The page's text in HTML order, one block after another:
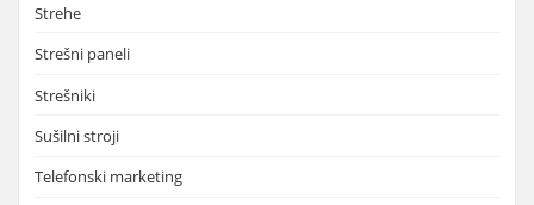
Strehe
Strešni paneli
Strešniki
Sušilni stroji
Telefonski marketing